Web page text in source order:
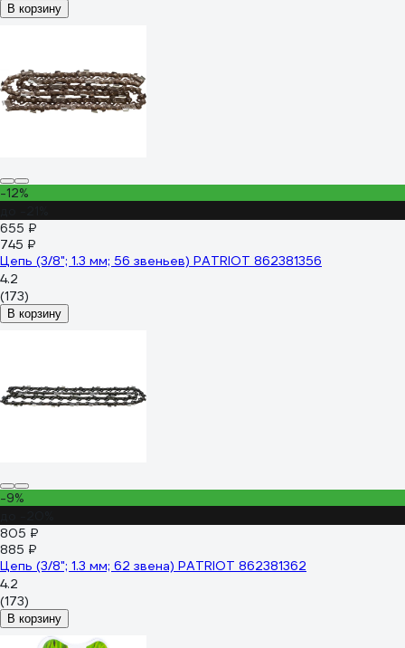
В корзину
-12%
655 ₽
745 ₽
Цепь (3/8"; 1.3 мм; 56 звеньев) PATRIOT 862381356
4.2
(173)
В корзину
-9%
805 ₽
885 ₽
Цепь (3/8"; 1.3 мм; 62 звена) PATRIOT 862381362
4.2
(173)
В корзину